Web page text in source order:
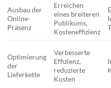
Ausbau der
Online-
Präsenz
Erreichen
eines breiteren
Publikums,
Kosteneffizienz
Optimierung
der
Lieferkette
Verbesserte
Effizienz,
reduzierte
Kosten